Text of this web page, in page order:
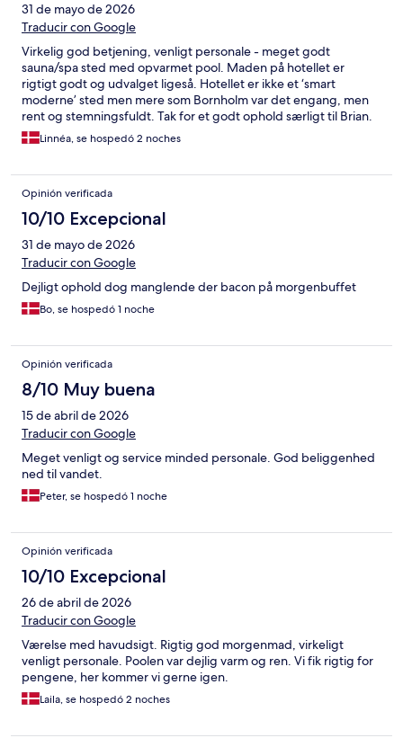
31 de mayo de 2026
Traducir con Google
Virkelig god betjening, venligt personale - meget godt
sauna/spa sted med opvarmet pool. Maden på hotellet er
rigtigt godt og udvalget ligeså. Hotellet er ikke et ‘smart
moderne’ sted men mere som Bornholm var det engang, men
rent og stemningsfuldt. Tak for et godt ophold særligt til Brian.
Linnéa, se hospedó 2 noches
Opinión verificada
10/10 Excepcional
31 de mayo de 2026
Traducir con Google
Dejligt ophold dog manglende der bacon på morgenbuffet
Bo, se hospedó 1 noche
Opinión verificada
8/10 Muy buena
15 de abril de 2026
Traducir con Google
Meget venligt og service minded personale. God beliggenhed
ned til vandet.
Peter, se hospedó 1 noche
Opinión verificada
10/10 Excepcional
26 de abril de 2026
Traducir con Google
Værelse med havudsigt. Rigtig god morgenmad, virkeligt
venligt personale. Poolen var dejlig varm og ren. Vi fik rigtig for
pengene, her kommer vi gerne igen.
Laila, se hospedó 2 noches